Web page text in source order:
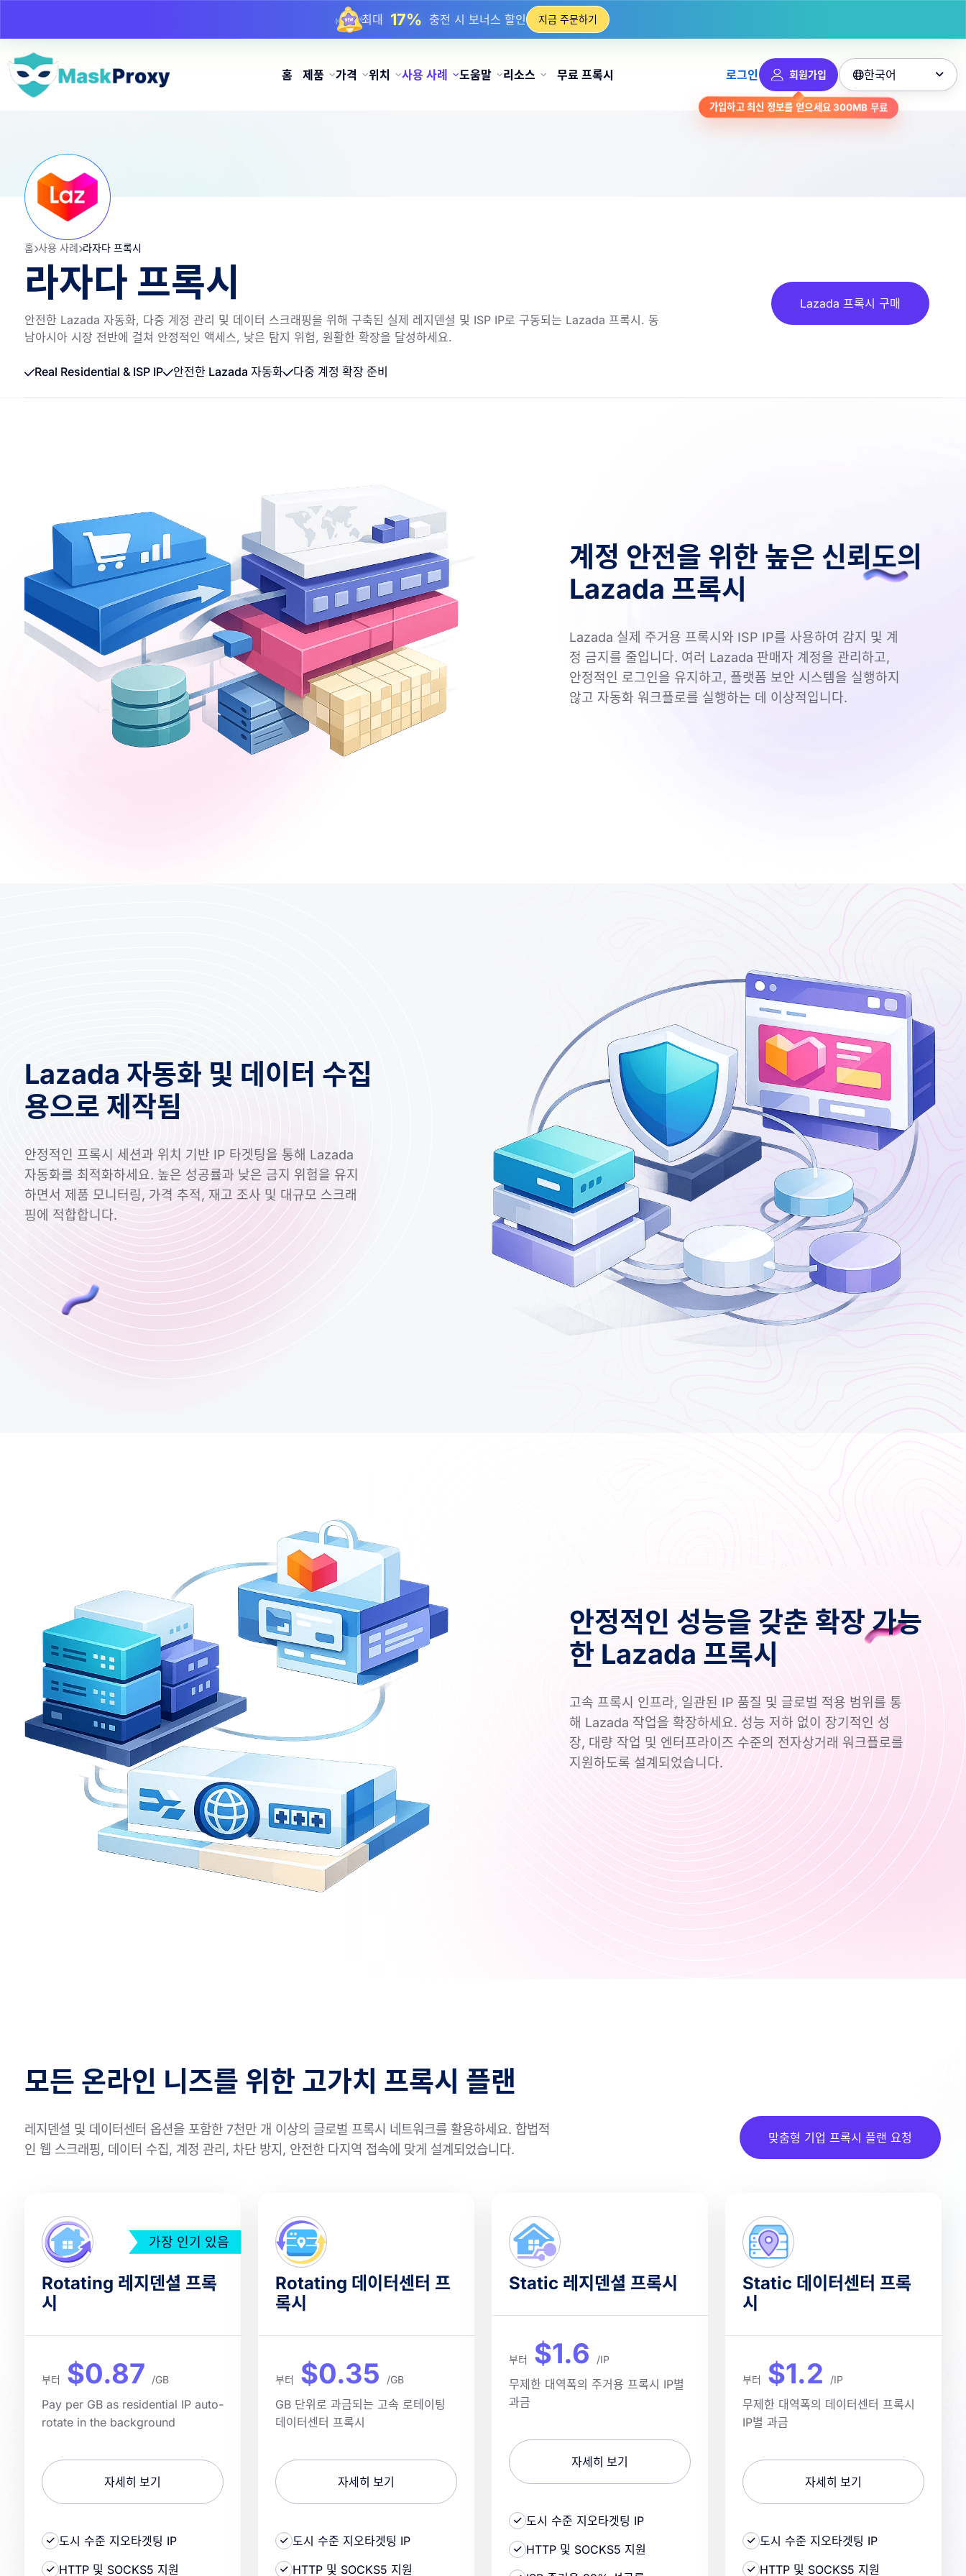
최대 17% 충전 시 보너스 할인
최대25%정적 IP 구매 할인
최대
81% 순환 IP 구매 할인
지금 주문하기
홈 제품 가격 위치 사용 사례 도움말 리소스 무료 프록시 로그인 회원가입
가입하고 최신 정보를 얻으세요300MB 무료
한국어 
홈 사용 사례 라자다 프록시
라자다 프록시
안전한 Lazada 자동화, 다중 계정 관리 및 데이터 스크래핑을 위해 구축된 실제 레지덴셜 및 ISP IP로 구동되는 Lazada 프록시. 동
남아시아 시장 전반에 걸쳐 안정적인 액세스, 낮은 탐지 위험, 원활한 확장을 달성하세요.
Lazada 프록시 구매
Real Residential & ISP IP 안전한 Lazada 자동화 다중 계정 확장 준비
계정 안전을 위한 높은 신뢰도의
Lazada 프록시
Lazada 실제 주거용 프록시와 ISP IP를 사용하여 감지 및 계
정 금지를 줄입니다. 여러 Lazada 판매자 계정을 관리하고,
안정적인 로그인을 유지하고, 플랫폼 보안 시스템을 실행하지
않고 자동화 워크플로를 실행하는 데 이상적입니다.
Lazada 자동화 및 데이터 수집
용으로 제작됨
안정적인 프록시 세션과 위치 기반 IP 타겟팅을 통해 Lazada
자동화를 최적화하세요. 높은 성공률과 낮은 금지 위험을 유지
하면서 제품 모니터링, 가격 추적, 재고 조사 및 대규모 스크래
핑에 적합합니다.
안정적인 성능을 갖춘 확장 가능
한 Lazada 프록시
고속 프록시 인프라, 일관된 IP 품질 및 글로벌 적용 범위를 통
해 Lazada 작업을 확장하세요. 성능 저하 없이 장기적인 성
장, 대량 작업 및 엔터프라이즈 수준의 전자상거래 워크플로를
지원하도록 설계되었습니다.
모든 온라인 니즈를 위한 고가치 프록시 플랜
레지덴셜 및 데이터센터 옵션을 포함한 7천만 개 이상의 글로벌 프록시 네트워크를 활용하세요. 합법적
인 웹 스크래핑, 데이터 수집, 계정 관리, 차단 방지, 안전한 다지역 접속에 맞게 설계되었습니다.
맞춤형 기업 프록시 플랜 요청
가장 인기 있음
Rotating 레지덴셜 프록
시
부터 $0.87 /GB
Pay per GB as residential IP auto-
rotate in the background
자세히 보기
도시 수준 지오타겟팅 IP
HTTP 및 SOCKS5 지원
Rotating 데이터센터 프
록시
부터 $0.35 /GB
GB 단위로 과금되는 고속 로테이팅
데이터센터 프록시
자세히 보기
도시 수준 지오타겟팅 IP
HTTP 및 SOCKS5 지원
Static 레지덴셜 프록시
부터 $1.6 /IP
무제한 대역폭의 주거용 프록시 IP별
과금
자세히 보기
도시 수준 지오타겟팅 IP
HTTP 및 SOCKS5 지원
Static 데이터센터 프록
시
부터 $1.2 /IP
무제한 대역폭의 데이터센터 프록시
IP별 과금
자세히 보기
도시 수준 지오타겟팅 IP
HTTP 및 SOCKS5 지원